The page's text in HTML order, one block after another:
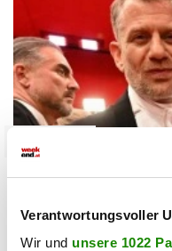
Verantwortungsvoller
Wir und unsere 1022
Hochmair zu
13.02.2026 UM 11:31,ANNA